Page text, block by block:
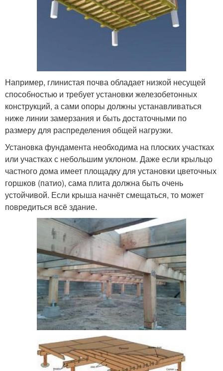
Например, глинистая почва обладает низкой несущей
способностью и требует установки железобетонных
конструкций, а сами опоры должны устанавливаться
ниже линии замерзания и быть достаточными по
размеру для распределения общей нагрузки.
Установка фундамента необходима на плоских участках
или участках с небольшим уклоном. Даже если крыльцо
частного дома имеет площадку для установки цветочных
горшков (патио), сама плита должна быть очень
устойчивой. Если крыша начнёт смещаться, то может
повредиться всё здание.